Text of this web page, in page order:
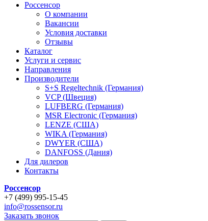
Россенсор
О компании
Вакансии
Условия доставки
Отзывы
Каталог
Услуги и сервис
Направления
Производители
S+S Regeltechnik (Германия)
VCP (Швеция)
LUFBERG (Германия)
MSR Electronic (Германия)
LENZE (США)
WIKA (Германия)
DWYER (США)
DANFOSS (Дания)
Для дилеров
Контакты
Россенсор
+7 (499) 995-15-45
info@rossensor.ru
Заказать звонок